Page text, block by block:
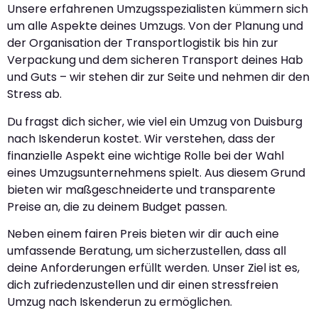
Unsere erfahrenen Umzugsspezialisten kümmern sich
um alle Aspekte deines Umzugs. Von der Planung und
der Organisation der Transportlogistik bis hin zur
Verpackung und dem sicheren Transport deines Hab
und Guts – wir stehen dir zur Seite und nehmen dir den
Stress ab.
Du fragst dich sicher, wie viel ein Umzug von Duisburg
nach Iskenderun kostet. Wir verstehen, dass der
finanzielle Aspekt eine wichtige Rolle bei der Wahl
eines Umzugsunternehmens spielt. Aus diesem Grund
bieten wir maßgeschneiderte und transparente
Preise an, die zu deinem Budget passen.
Neben einem fairen Preis bieten wir dir auch eine
umfassende Beratung, um sicherzustellen, dass all
deine Anforderungen erfüllt werden. Unser Ziel ist es,
dich zufriedenzustellen und dir einen stressfreien
Umzug nach Iskenderun zu ermöglichen.